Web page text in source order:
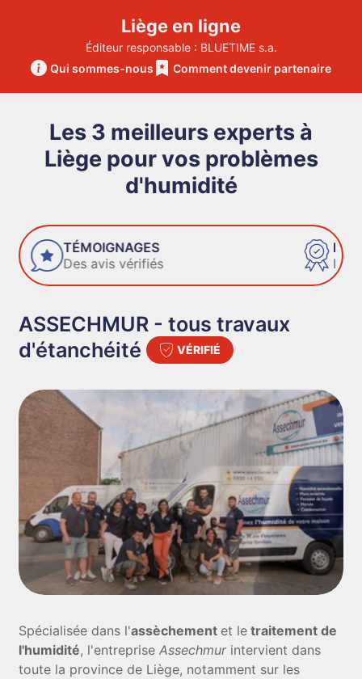
Liège en ligne
Éditeur responsable : BLUETIME s.a.
Qui sommes-nous
Comment devenir partenaire
Les 3 meilleurs experts à
Liège pour vos problèmes
d'humidité
FIABILITÉ
Des entreprises de confiance
ASSECHMUR - tous travaux
d'étanchéité
VÉRIFIÉ
Spécialisée dans l'assèchement et le traitement de
l'humidité, l'entrepriseAssechmur intervient dans
toute la province de Liège, notamment sur les